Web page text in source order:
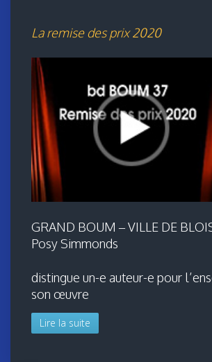
La remise des prix 2020
GRAND BOUM – VILLE DE
Posy Simmonds
distingue un-e auteur-e pour
son œuvre
Lire la suite